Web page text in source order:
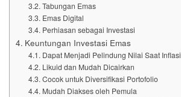
Tabungan Emas
Emas Digital
Perhiasan sebagai Investasi
Keuntungan Investasi Emas
Dapat Menjadi Pelindung Nilai Saat Inflasi
Likuid dan Mudah Dicairkan
Cocok untuk Diversifikasi Portofolio
Mudah Diakses oleh Pemula